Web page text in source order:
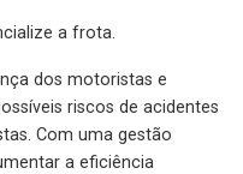
a frota.
dos motoristas e
riscos de acidentes
Com uma gestão
a eficiência